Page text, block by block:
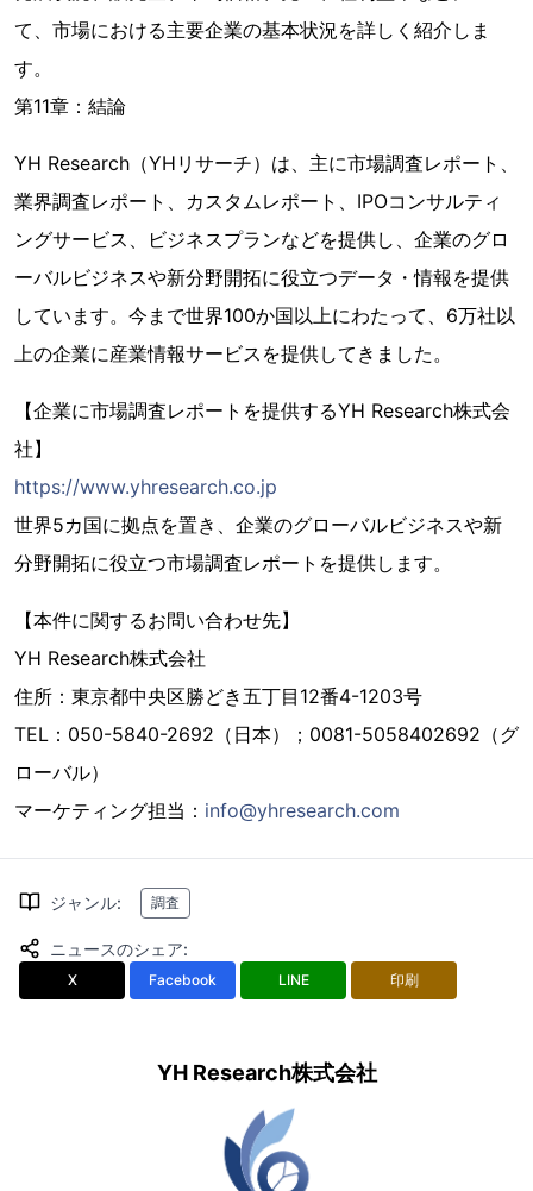
て、市場における主要企業の基本状況を詳しく紹介しま
す。
第11章：結論
YH Research（YHリサーチ）は、主に市場調査レポート、
業界調査レポート、カスタムレポート、IPOコンサルティ
ングサービス、ビジネスプランなどを提供し、企業のグロ
ーバルビジネスや新分野開拓に役立つデータ・情報を提供
しています。今まで世界100か国以上にわたって、6万社以
上の企業に産業情報サービスを提供してきました。
【企業に市場調査レポートを提供するYH Research株式会
社】
https://www.yhresearch.co.jp
世界5カ国に拠点を置き、企業のグローバルビジネスや新
分野開拓に役立つ市場調査レポートを提供します。
【本件に関するお問い合わせ先】
YH Research株式会社
住所：東京都中央区勝どき五丁目12番4-1203号
TEL：050-5840-2692（日本）；0081-5058402692（グ
ローバル）
マーケティング担当： info@yhresearch.com
ジャンル: 調査
ニュースのシェア:
X Facebook LINE 印刷
YH Research株式会社